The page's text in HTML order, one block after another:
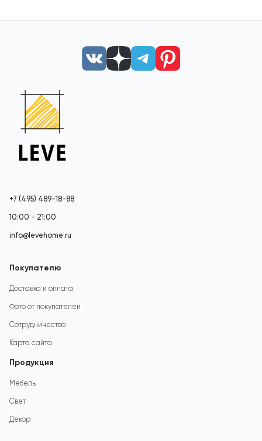
+7 (495) 489-18-88
10:00 - 21:00
info@levehome.ru
Покупателю
Доставка и оплата
Фото от покупателей
Сотрудничество
Карта сайта
Продукция
Мебель
Свет
Декор